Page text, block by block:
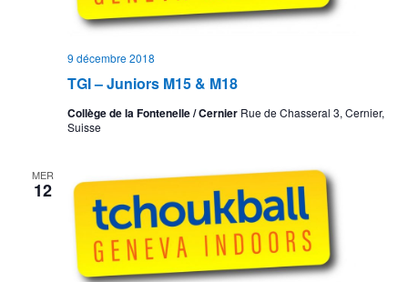
TGI – Juniors M15 & M18
9 décembre 2018
Collège de la Fontenelle / Cernier Rue de Chasseral 3, Cernier,
Suisse
MER
12